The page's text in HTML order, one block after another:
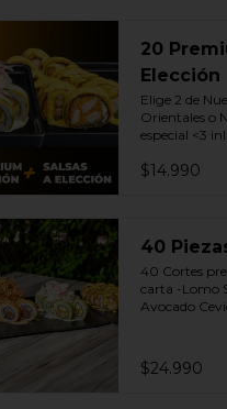
20
Elección
Elige 2 de
Orientales o
especial <3
(Promoción
$14.990
40
40 Cortes
carta -Lomo
Avocado
Bless + 3
$24.990